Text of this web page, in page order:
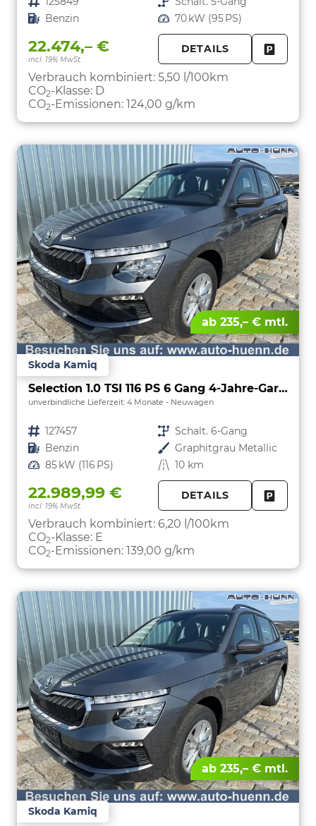
Kraftstoff Benzin Leistung 70 kW (95 PS)
22.474,– €
incl. 19% MwSt.
DETAILS
Verbrauch kombiniert: 5,50 l/100km
CO2-Klasse: D
CO2-Emissionen: 124,00 g/km
ab 235,– € mtl.
Skoda Kamiq
Selection 1.0 TSI 116 PS 6 Gang 4-Jahre-Garantie-Anhängerkupplung schwenkbar-Kessy-16" Alu-2-Zonen-Climatronic-Tempomat-LED-AppleCarPlay-AndroidAuto-Rückfahrkamera-2xPDC
unverbindliche Lieferzeit: 4 Monate Neuwagen
Fahrzeugnr. 127457 Getriebe Schalt. 6-Gang
Kraftstoff Benzin Außenfarbe Graphitgrau Metallic
Leistung 85 kW (116 PS) Kilometerstand 10 km
22.989,99 €
incl. 19% MwSt.
DETAILS
Verbrauch kombiniert: 6,20 l/100km
CO2-Klasse: E
CO2-Emissionen: 139,00 g/km
ab 235,– € mtl.
Skoda Kamiq